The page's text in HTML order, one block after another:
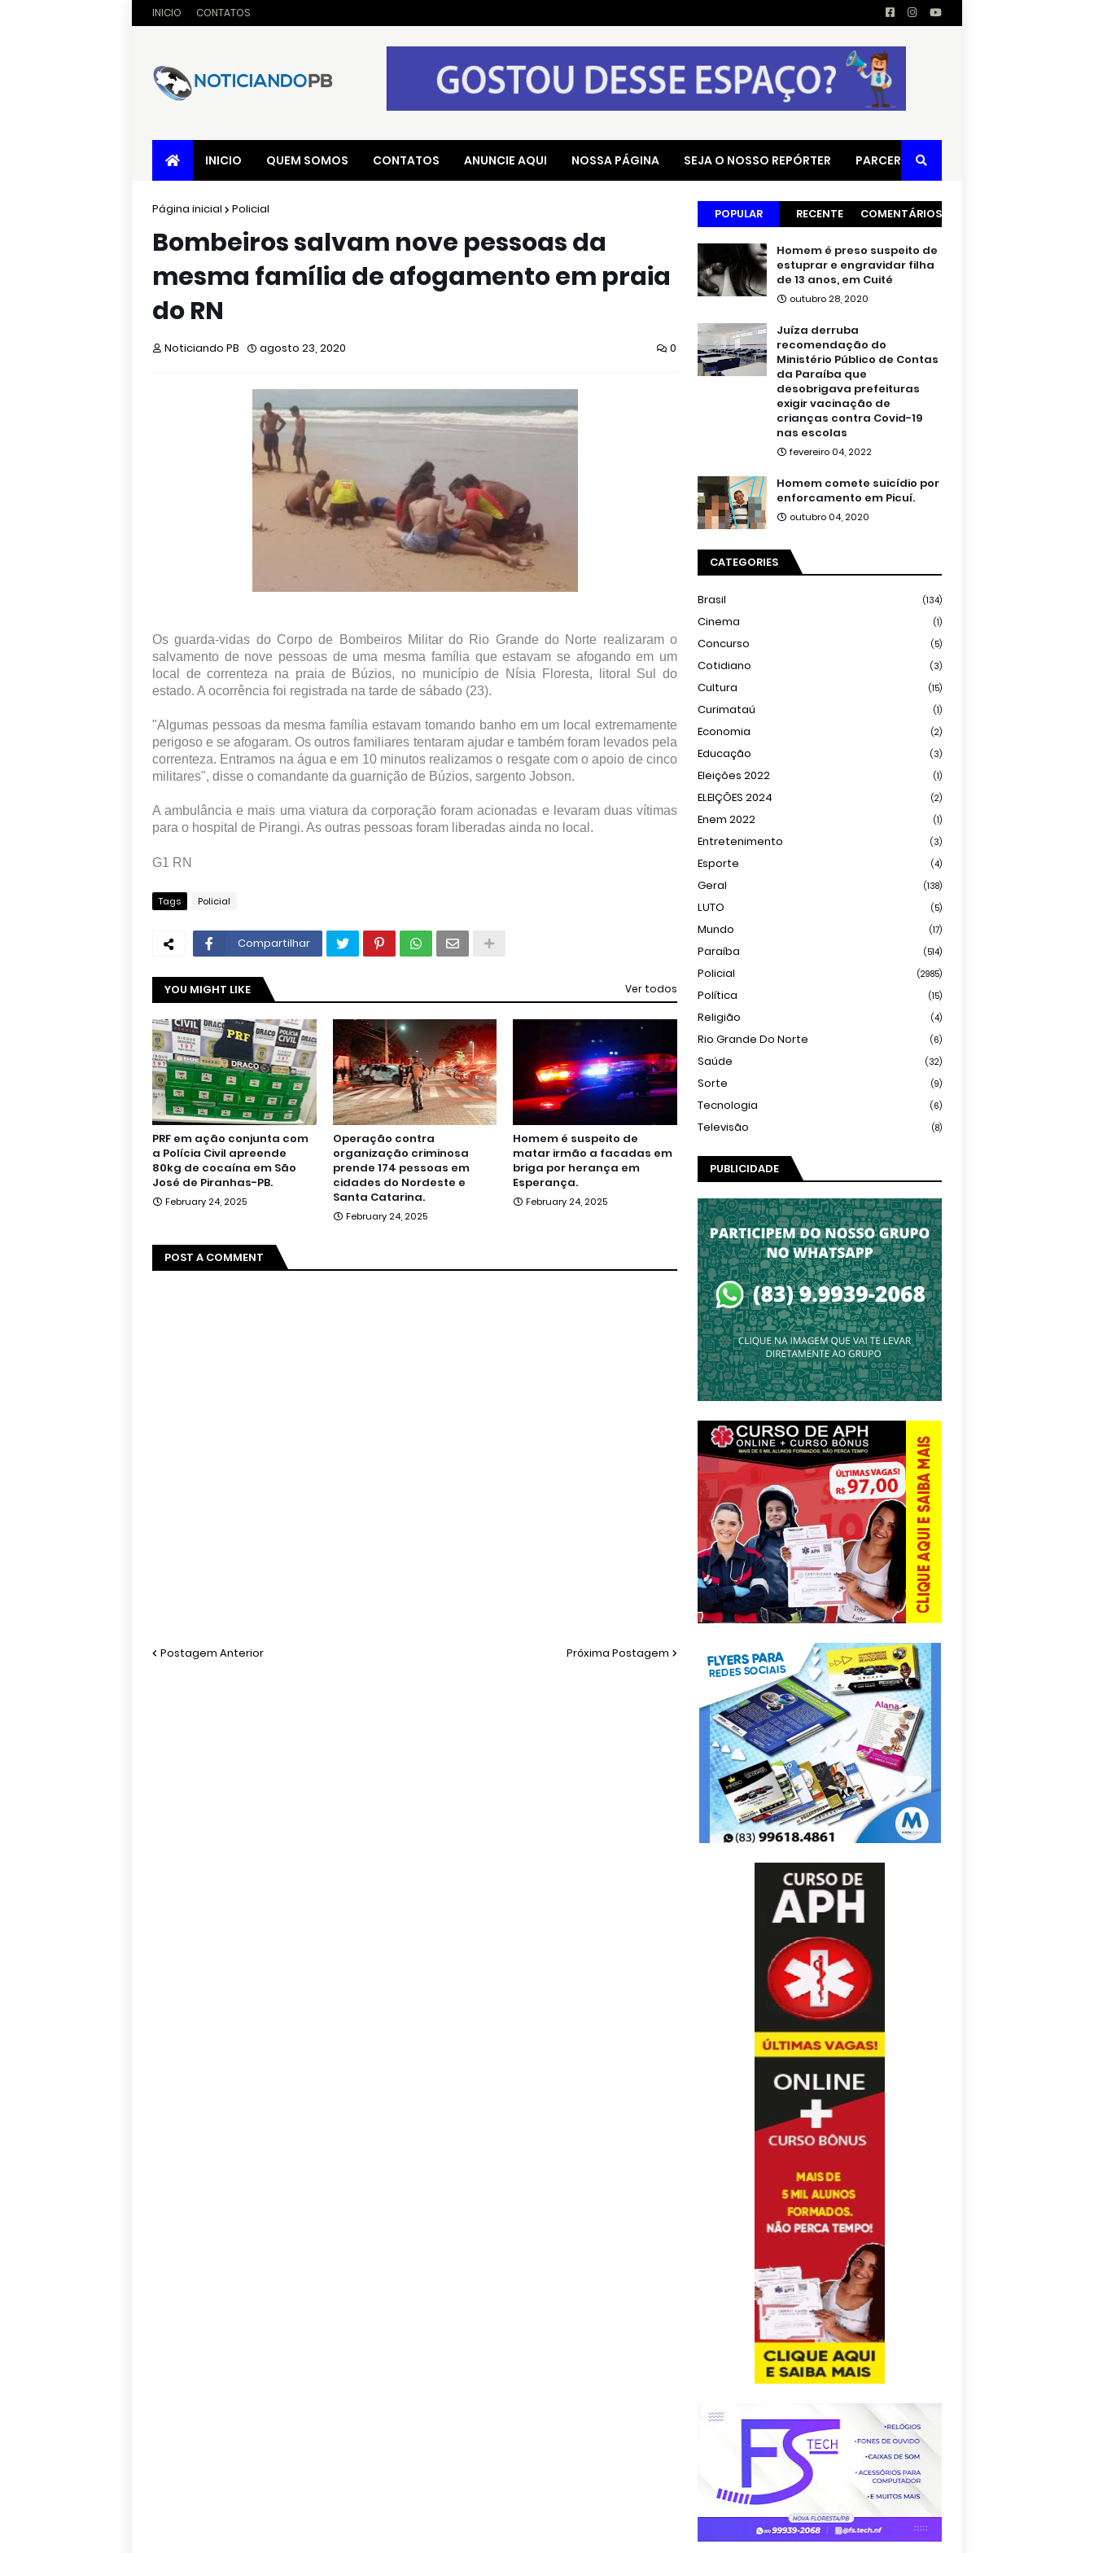
INICIO CONTATOS
INICIO QUEM SOMOS CONTATOS ANUNCIE AQUI NOSSA PÁGINA SEJA O NOSSO REPÓRTER PARCERIAS
Página inicial Policial
Bombeiros salvam nove pessoas da
mesma família de afogamento em praia
do RN
Noticiando PB agosto 23, 2020 0
Os guarda-vidas do Corpo de Bombeiros Militar do Rio Grande do Norte realizaram o
salvamento de nove pessoas de uma mesma família que estavam se afogando em um
local de correnteza na praia de Búzios, no município de Nísia Floresta, litoral Sul do
estado. A ocorrência foi registrada na tarde de sábado (23).
"Algumas pessoas da mesma família estavam tomando banho em um local extremamente
perigoso e se afogaram. Os outros familiares tentaram ajudar e também foram levados pela
correnteza. Entramos na água e em 10 minutos realizamos o resgate com o apoio de cinco
militares", disse o comandante da guarnição de Búzios, sargento Jobson.
A ambulância e mais uma viatura da corporação foram acionadas e levaram duas vítimas
para o hospital de Pirangi. As outras pessoas foram liberadas ainda no local.
G1 RN
Tags Policial
Compartilhar
YOU MIGHT LIKE Ver todos
PRF em ação conjunta com
a Polícia Civil apreende
80kg de cocaína em São
José de Piranhas-PB.
February 24, 2025
Operação contra
organização criminosa
prende 174 pessoas em
cidades do Nordeste e
Santa Catarina.
February 24, 2025
Homem é suspeito de
matar irmão a facadas em
briga por herança em
Esperança.
February 24, 2025
POST A COMMENT
Postagem Anterior Próxima Postagem
POPULAR RECENTE COMENTÁRIOS
Homem é preso suspeito de
estuprar e engravidar filha
de 13 anos, em Cuité
outubro 28, 2020
Juíza derruba
recomendação do
Ministério Público de Contas
da Paraíba que
desobrigava prefeituras
exigir vacinação de
crianças contra Covid-19
nas escolas
fevereiro 04, 2022
Homem comete suicídio por
enforcamento em Picuí.
outubro 04, 2020
CATEGORIES
Brasil (134)
Cinema (1)
Concurso (5)
Cotidiano (3)
Cultura (15)
Curimataú (1)
Economia (2)
Educação (3)
Eleições 2022 (1)
ELEIÇÕES 2024 (2)
Enem 2022 (1)
Entretenimento (3)
Esporte (4)
Geral (138)
LUTO (5)
Mundo (17)
Paraíba (514)
Policial (2985)
Política (15)
Religião (4)
Rio Grande Do Norte (6)
Saúde (32)
Sorte (9)
Tecnologia (6)
Televisão (8)
PUBLICIDADE